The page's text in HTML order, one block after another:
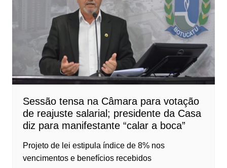
Sessão tensa na Câmara para votação
de reajuste salarial; presidente da Casa
diz para manifestante “calar a boca”
Projeto de lei estipula índice de 8% nos
vencimentos e benefícios recebidos